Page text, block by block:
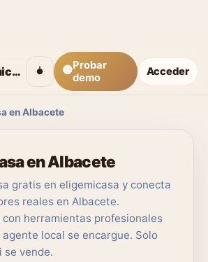
Eligemicasa 🟡Probar
demo
Acceder
en Albacete
en Albacete
gratis en eligemicasa y conecta
reales en Albacete.
herramientas profesionales
local se encargue. Solo
se vende.